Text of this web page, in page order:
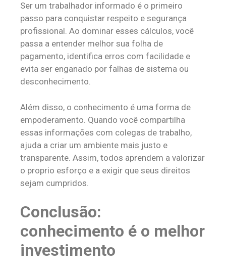
Ser um trabalhador informado é o primeiro
passo para conquistar respeito e segurança
profissional. Ao dominar esses cálculos, você
passa a entender melhor sua folha de
pagamento, identifica erros com facilidade e
evita ser enganado por falhas de sistema ou
desconhecimento.
Além disso, o conhecimento é uma forma de
empoderamento. Quando você compartilha
essas informações com colegas de trabalho,
ajuda a criar um ambiente mais justo e
transparente. Assim, todos aprendem a valorizar
o proprio esforço e a exigir que seus direitos
sejam cumpridos.
Conclusão:
conhecimento é o melhor
investimento